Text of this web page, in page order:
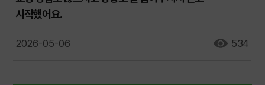
시작했어요.
2026-05-06 534